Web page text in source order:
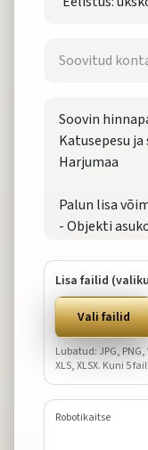
Lisa failid
Vali failid
Lubatud: JPG, PNG,
XLS, XLSX. Kuni 5
Robotikaitse